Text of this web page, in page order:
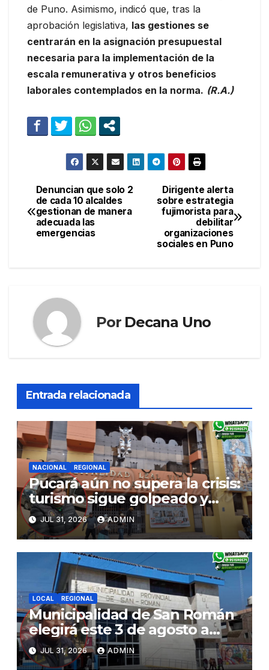
de Puno. Asimismo, indicó que, tras la
aprobación legislativa, las gestiones se
centrarán en la asignación presupuestal
necesaria para la implementación de la
escala remunerativa y otros beneficios
laborales contemplados en la norma. (R.A.)
Navegación
de
entradas
Dirigente alerta
sobre estrategia
fujimorista para
debilitar
organizaciones
sociales en Puno
Denuncian que solo 2
de cada 10 alcaldes
gestionan de manera
adecuada las
emergencias
Por Decana Uno
Entrada relacionada
NACIONAL REGIONAL
Pucará aún no supera la crisis:
turismo sigue golpeado y
alcaldesa exige al nuevo
Gobierno fondos para obras
paralizadas
JUL 31, 2026 ADMIN
LOCAL REGIONAL
Municipalidad de San Román
elegirá este 3 de agosto a
representantes del Comité
de Seguridad y Salud en el
JUL 31, 2026 ADMIN